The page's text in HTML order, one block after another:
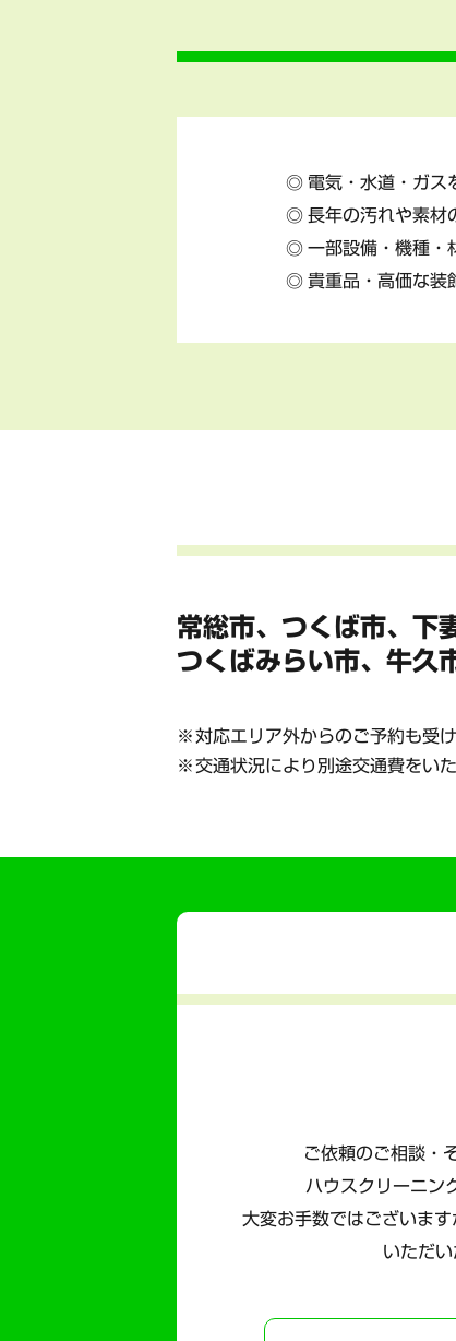
電気・水道・ガス
長年の汚れや素材
一部設備・機種・
貴重品・高価な装
常総市、つくば市、下
つくばみらい市、牛久
対応エリア外からのご予約も受
交通状況により別途交通費をい
ご依頼のご相談・
ハウスクリーニン
大変お手数ではございま
いただ